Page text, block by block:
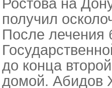
Ростова на
получил
После лечения
до конца
домой. Абидов